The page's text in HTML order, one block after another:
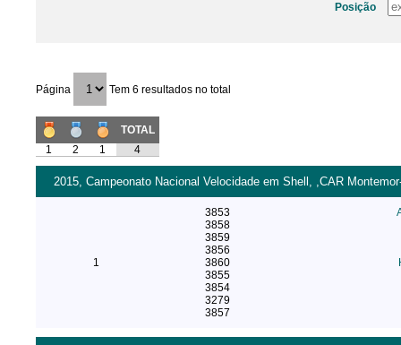
Posição
Página Tem 6 resultados no total
TOTAL
1
2 1 4
2015, Campeonato Nacional Velocidade em Shell, ,CAR
1
3853
3858
3859
3856
3860
3855
3854
3279
3857